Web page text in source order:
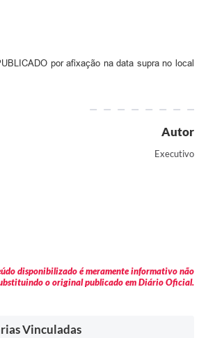
por afixação na data supra no local
Autor
Executivo
disponibilizado é meramente informativo não
o original publicado em Diário Oficial.
Vinculadas